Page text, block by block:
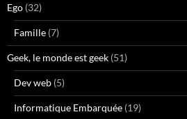
Ego (32)
Famille (7)
Geek, le monde est geek (51)
Dev web (5)
Informatique Embarquée (19)